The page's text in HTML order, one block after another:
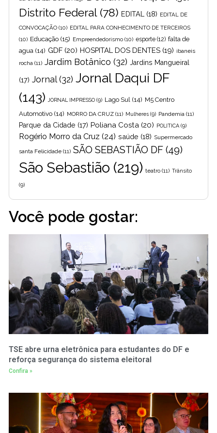
Distrito Federal(78) EDITAL (18) EDITAL DE
CONVOCAÇÃO (10) EDITAL PARA CONHECIMENTO DE TERCEIROS
(10) Educação (15) Empreendedorismo (10) esporte (12) falta de
agua (14) GDF (20) HOSPITAL DOS DENTES (19) ibaneis
rocha (11) Jardim Botânico (32) Jardins Mangueiral
(17) Jornal(32) Jornal Daqui DF
(143) JORNAL IMPRESSO (9) Lago Sul (14) M5 Centro
Automotivo (14) MORRO DA CRUZ (11) Mulheres (9) Pandemia (11)
Parque da Cidade (17) Poliana Costa (20) POLITICA (9)
Rogério Morro da Cruz (24) saúde (18) Supermercado
santa Felicidade (11) SÃO SEBASTIÃO DF (49)
São Sebastião (219) teatro (11) Trânsito
(9)
Você pode gostar:
TSE abre urna eletrônica para estudantes do DF e
reforça segurança do sistema eleitoral
Confira »